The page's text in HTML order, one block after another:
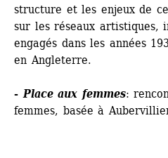
structure et les enjeux de
sur les réseaux artistiques,
engagés dans les années
en Angleterre.
- Place aux femmes:
femmes, basée à